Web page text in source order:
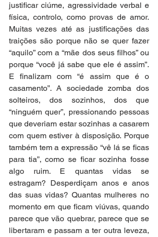
justificar ciúme, agressividade verbal e
física, controlo, como provas de amor.
Muitas vezes até as justificações das
traições são porque não se quer fazer
“aquilo” com a “mãe dos seus filhos” ou
porque “você já sabe que ele é assim”.
E finalizam com “é assim que é o
casamento”. A sociedade zomba dos
solteiros, dos sozinhos, dos que
“ninguém quer”, pressionando pessoas
que deveriam estar sozinhas a casarem
com quem estiver à disposição. Porque
também tem a expressão “vê lá se ficas
para tia”, como se ficar sozinha fosse
algo ruim. E quantas vidas se
estragam? Desperdiçam anos e anos
das suas vidas? Quantas mulheres no
momento em que ficam viúvas, quando
parece que vão quebrar, parece que se
libertaram e passam a ter outra leveza,